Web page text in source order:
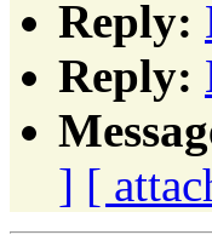
Reply:
Reply:
] [